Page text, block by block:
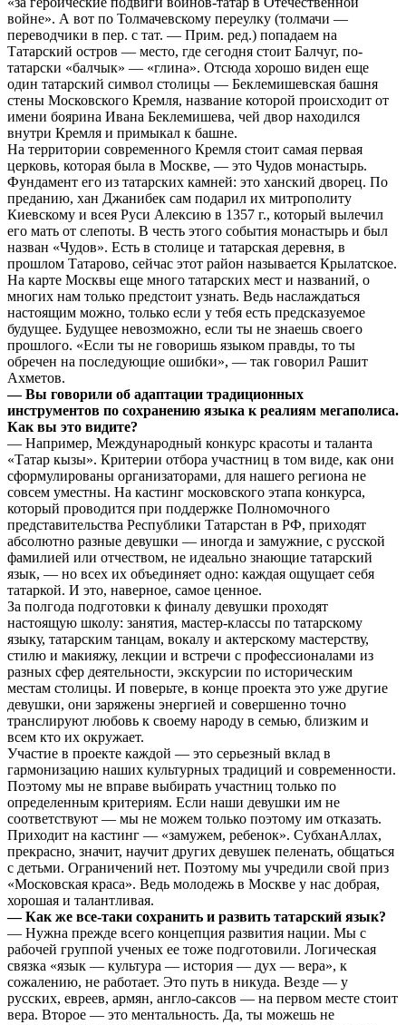
войне». А вот по Толмачевскому переулку (толмачи —
переводчики в пер. с тат. — Прим. ред.) попадаем на
Татарский остров — место, где сегодня стоит Балчуг, по-
татарски «балчык» — «глина». Отсюда хорошо виден еще
один татарский символ столицы — Беклемишевская башня
стены Московского Кремля, название которой происходит от
имени боярина Ивана Беклемишева, чей двор находился
внутри Кремля и примыкал к башне.
На территории современного Кремля стоит самая первая
церковь, которая была в Москве, — это Чудов монастырь.
Фундамент его из татарских камней: это ханский дворец. По
преданию, хан Джанибек сам подарил их митрополиту
Киевскому и всея Руси Алексию в 1357 г., который вылечил
его мать от слепоты. В честь этого события монастырь и был
назван «Чудов». Есть в столице и татарская деревня, в
прошлом Татарово, сейчас этот район называется Крылатское.
На карте Москвы еще много татарских мест и названий, о
многих нам только предстоит узнать. Ведь наслаждаться
настоящим можно, только если у тебя есть предсказуемое
будущее. Будущее невозможно, если ты не знаешь своего
прошлого. «Если ты не говоришь языком правды, то ты
обречен на последующие ошибки», — так говорил Рашит
Ахметов.
— Вы говорили об адаптации традиционных
инструментов по сохранению языка к реалиям мегаполиса.
Как вы это видите?
— Например, Международный конкурс красоты и таланта
«Татар кызы». Критерии отбора участниц в том виде, как они
сформулированы организаторами, для нашего региона не
совсем уместны. На кастинг московского этапа конкурса,
который проводится при поддержке Полномочного
представительства Республики Татарстан в РФ, приходят
абсолютно разные девушки — иногда и замужние, с русской
фамилией или отчеством, не идеально знающие татарский
язык, — но всех их объединяет одно: каждая ощущает себя
татаркой. И это, наверное, самое ценное.
За полгода подготовки к финалу девушки проходят
настоящую школу: занятия, мастер-классы по татарскому
языку, татарским танцам, вокалу и актерскому мастерству,
стилю и макияжу, лекции и встречи с профессионалами из
разных сфер деятельности, экскурсии по историческим
местам столицы. И поверьте, в конце проекта это уже другие
девушки, они заряжены энергией и совершенно точно
транслируют любовь к своему народу в семью, близким и
всем кто их окружает.
Участие в проекте каждой — это серьезный вклад в
гармонизацию наших культурных традиций и современности.
Поэтому мы не вправе выбирать участниц только по
определенным критериям. Если наши девушки им не
соответствуют — мы не можем только поэтому им отказать.
Приходит на кастинг — «замужем, ребенок». СубханАллах,
прекрасно, значит, научит других девушек пеленать, общаться
с детьми. Ограничений нет. Поэтому мы учредили свой приз
«Московская краса». Ведь молодежь в Москве у нас добрая,
хорошая и талантливая.
— Как же все-таки сохранить и развить татарский язык?
— Нужна прежде всего концепция развития нации. Мы с
рабочей группой ученых ее тоже подготовили. Логическая
связка «язык — культура — история — дух — вера», к
сожалению, не работает. Это путь в никуда. Везде — у
русских, евреев, армян, англо-саксов — на первом месте стоит
вера. Второе — это ментальность. Да, ты можешь не